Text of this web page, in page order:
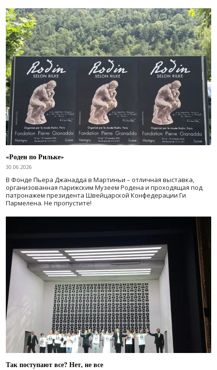
«Роден по Рильке»
30.06.2026
В Фонде Пьера Джанадда в Мартиньи – отличная выставка,
организованная парижским Музеем Родена и проходящая под
патронажем президента Швейцарской Конфедерации Ги
Пармелена. Не пропустите!
Так поступают все? Нет, не все